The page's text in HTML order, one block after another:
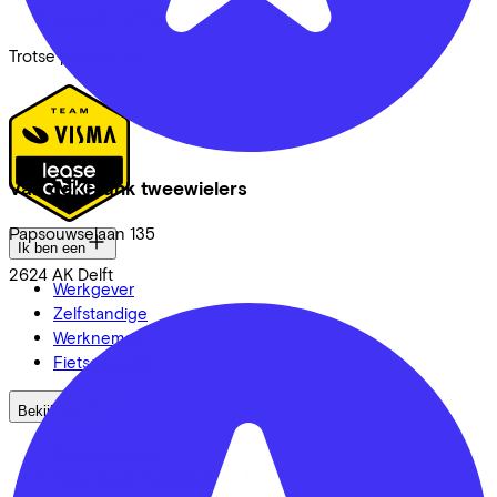
Van der Plank tweewielers
Papsouwselaan 135
2624 AK Delft
Security & Privacy
Trotse partner van
Ik ben een
Werkgever
Zelfstandige
Werknemer
Fietsenwinkel
Bekijk ook
Fiets leasen? Bereken je kosten